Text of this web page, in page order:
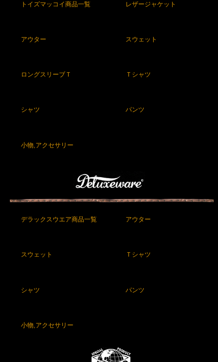
トイズマッコイ商品一覧 レザージャケット
アウター スウェット
ロングスリーブＴ Ｔシャツ
シャツ パンツ
小物,アクセサリー
デラックスウエア商品一覧 アウター
スウェット Ｔシャツ
シャツ パンツ
小物,アクセサリー